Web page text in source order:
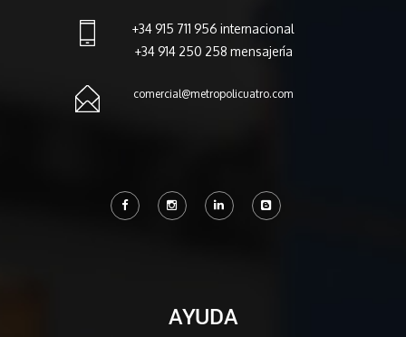
+34 915 711 956 internacional
+34 914 250 258 mensajería
comercial@metropolicuatro.com
AYUDA